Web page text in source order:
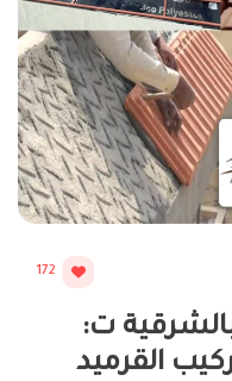
172
ت:
تركيب القرميد